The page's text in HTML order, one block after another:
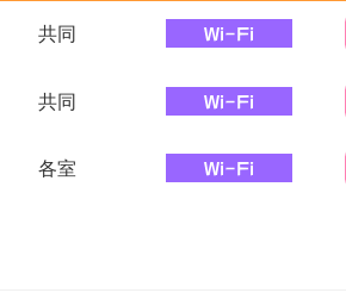
共同
共同
各室